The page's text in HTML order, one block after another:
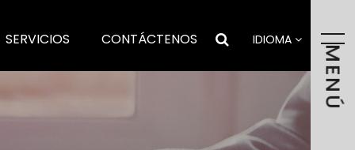
MENÚ
IDIOMA
SERVICIOS CONTÁCTENOS